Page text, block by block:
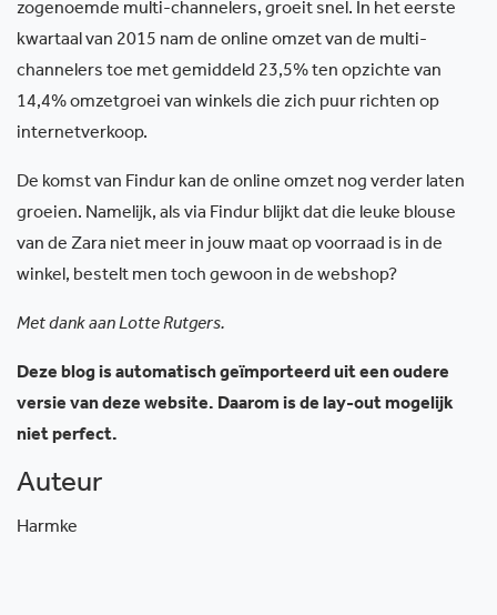
zogenoemde multi-channelers, groeit snel. In het eerste
kwartaal van 2015 nam de online omzet van de multi-
channelers toe met gemiddeld 23,5% ten opzichte van
14,4% omzetgroei van winkels die zich puur richten op
internetverkoop.
De komst van Findur kan de online omzet nog verder laten
groeien. Namelijk, als via Findur blijkt dat die leuke blouse
van de Zara niet meer in jouw maat op voorraad is in de
winkel, bestelt men toch gewoon in de webshop?
Met dank aan Lotte Rutgers.
Deze blog is automatisch geïmporteerd uit een oudere
versie van deze website. Daarom is de lay-out mogelijk
niet perfect.
Auteur
Harmke